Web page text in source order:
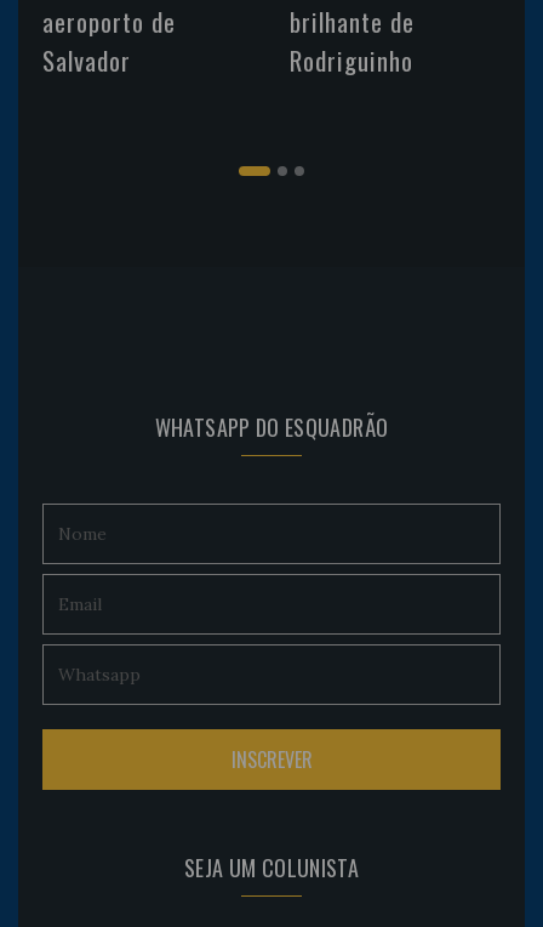
aeroporto de
Salvador
brilhante de
Rodriguinho
WHATSAPP DO ESQUADRÃO
SEJA UM COLUNISTA